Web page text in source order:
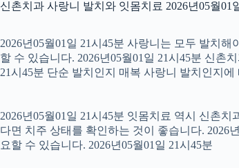
신촌치과 사랑니 발치와 잇몸치료 2026년05월01
2026년05월01일 21시45분 사랑니는 모두 발치
할 수 있습니다. 2026년05월01일 21시45분 신촌
21시45분 단순 발치인지 매복 사랑니 발치인지
2026년05월01일 21시45분 잇몸치료 역시 신촌
다면 치주 상태를 확인하는 것이 좋습니다. 2026
요할 수 있습니다. 2026년05월01일 21시45분